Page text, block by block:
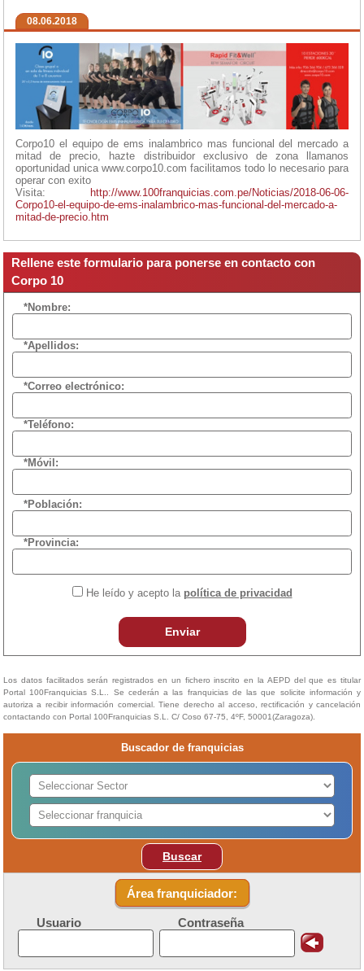
08.06.2018
Corpo10 el equipo de ems inalambrico mas funcional del mercado a
mitad de precio, hazte distribuidor exclusivo de zona llamanos
oportunidad unica www.corpo10.com facilitamos todo lo necesario para
operar con exito
Visita:
http://www.100franquicias.com.pe/Noticias/2018-06-06-
Corpo10-el-equipo-de-ems-inalambrico-mas-funcional-del-mercado-a-
mitad-de-precio.htm
Rellene este formulario para ponerse en contacto con
Corpo 10
*Nombre:
*Apellidos:
*Correo electrónico:
*Teléfono:
*Móvil:
*Población:
*Provincia:
He leído y acepto la política de privacidad
Enviar
Los datos facilitados serán registrados en un fichero inscrito en la AEPD del que es titular
Portal 100Franquicias S.L.. Se cederán a las franquicias de las que solicite información y
autoriza a recibir información comercial. Tiene derecho al acceso, rectificación y cancelación
contactando con Portal 100Franquicias S.L. C/ Coso 67-75, 4ºF, 50001(Zaragoza).
Buscador de franquicias
Buscar
Área franquiciador:
Usuario Contraseña